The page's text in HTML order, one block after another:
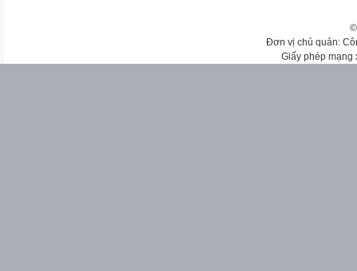
Đơn vị chủ quản:
Giấy phép mạng